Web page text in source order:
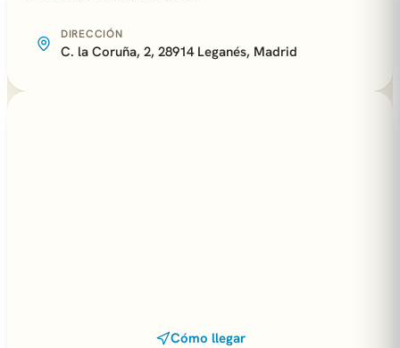
DIRECCIÓN
C. la Coruña, 2, 28914 Leganés, Madrid
Cómo llegar